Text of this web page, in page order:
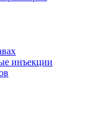
инъекции